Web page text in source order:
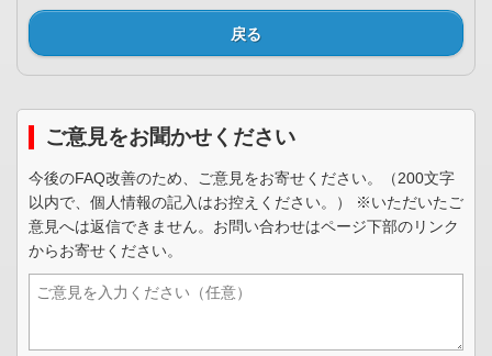
戻る
ご意見をお聞かせください
今後のFAQ改善のため、ご意見をお寄せください。（200文字
以内で、個人情報の記入はお控えください。） ※いただいたご
意見へは返信できません。お問い合わせはページ下部のリンク
からお寄せください。